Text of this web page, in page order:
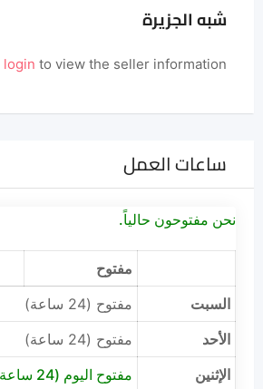
شبه الجزيرة
login to view the seller information.
ساعات العمل
نحن مفتوحون حالياً.
مفتوح
السبت
مفتوح (24 ساعة)
الأحد
مفتوح (24 ساعة)
الإثنين
مفتوح اليوم (24 ساعة)